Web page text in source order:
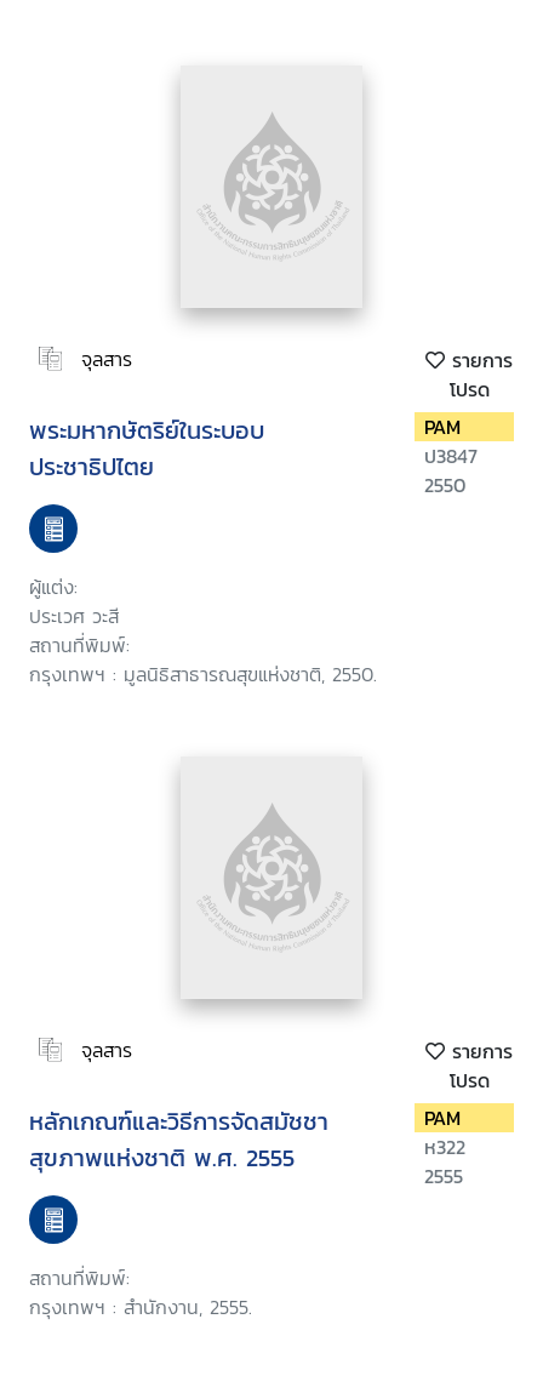
จุลสาร
รายการ
โปรด
พระมหากษัตริย์ในระบอบ
ประชาธิปไตย
ผู้แต่ง:
ประเวศ วะสี
สถานที่พิมพ์:
กรุงเทพฯ : มูลนิธิสาธารณสุขแห่งชาติ, 2550.
PAM
ป3847
2550
จุลสาร
รายการ
โปรด
หลักเกณฑ์และวิธีการจัดสมัชชา
สุขภาพแห่งชาติ พ.ศ. 2555
สถานที่พิมพ์:
กรุงเทพฯ : สำนักงาน, 2555.
PAM
ห322
2555